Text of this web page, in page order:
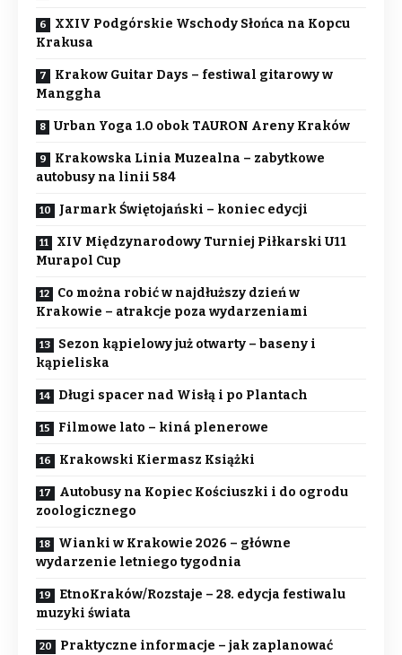
XXIV Podgórskie Wschody Słońca na Kopcu
Krakusa
Krakow Guitar Days – festiwal gitarowy w
Manggha
Urban Yoga 1.0 obok TAURON Areny Kraków
Krakowska Linia Muzealna – zabytkowe
autobusy na linii 584
Jarmark Świętojański – koniec edycji
XIV Międzynarodowy Turniej Piłkarski U11
Murapol Cup
Co można robić w najdłuższy dzień w
Krakowie – atrakcje poza wydarzeniami
Sezon kąpielowy już otwarty – baseny i
kąpieliska
Długi spacer nad Wisłą i po Plantach
Filmowe lato – kiná plenerowe
Krakowski Kiermasz Książki
Autobusy na Kopiec Kościuszki i do ogrodu
zoologicznego
Wianki w Krakowie 2026 – główne
wydarzenie letniego tygodnia
EtnoKraków/Rozstaje – 28. edycja festiwalu
muzyki świata
Praktyczne informacje – jak zaplanować